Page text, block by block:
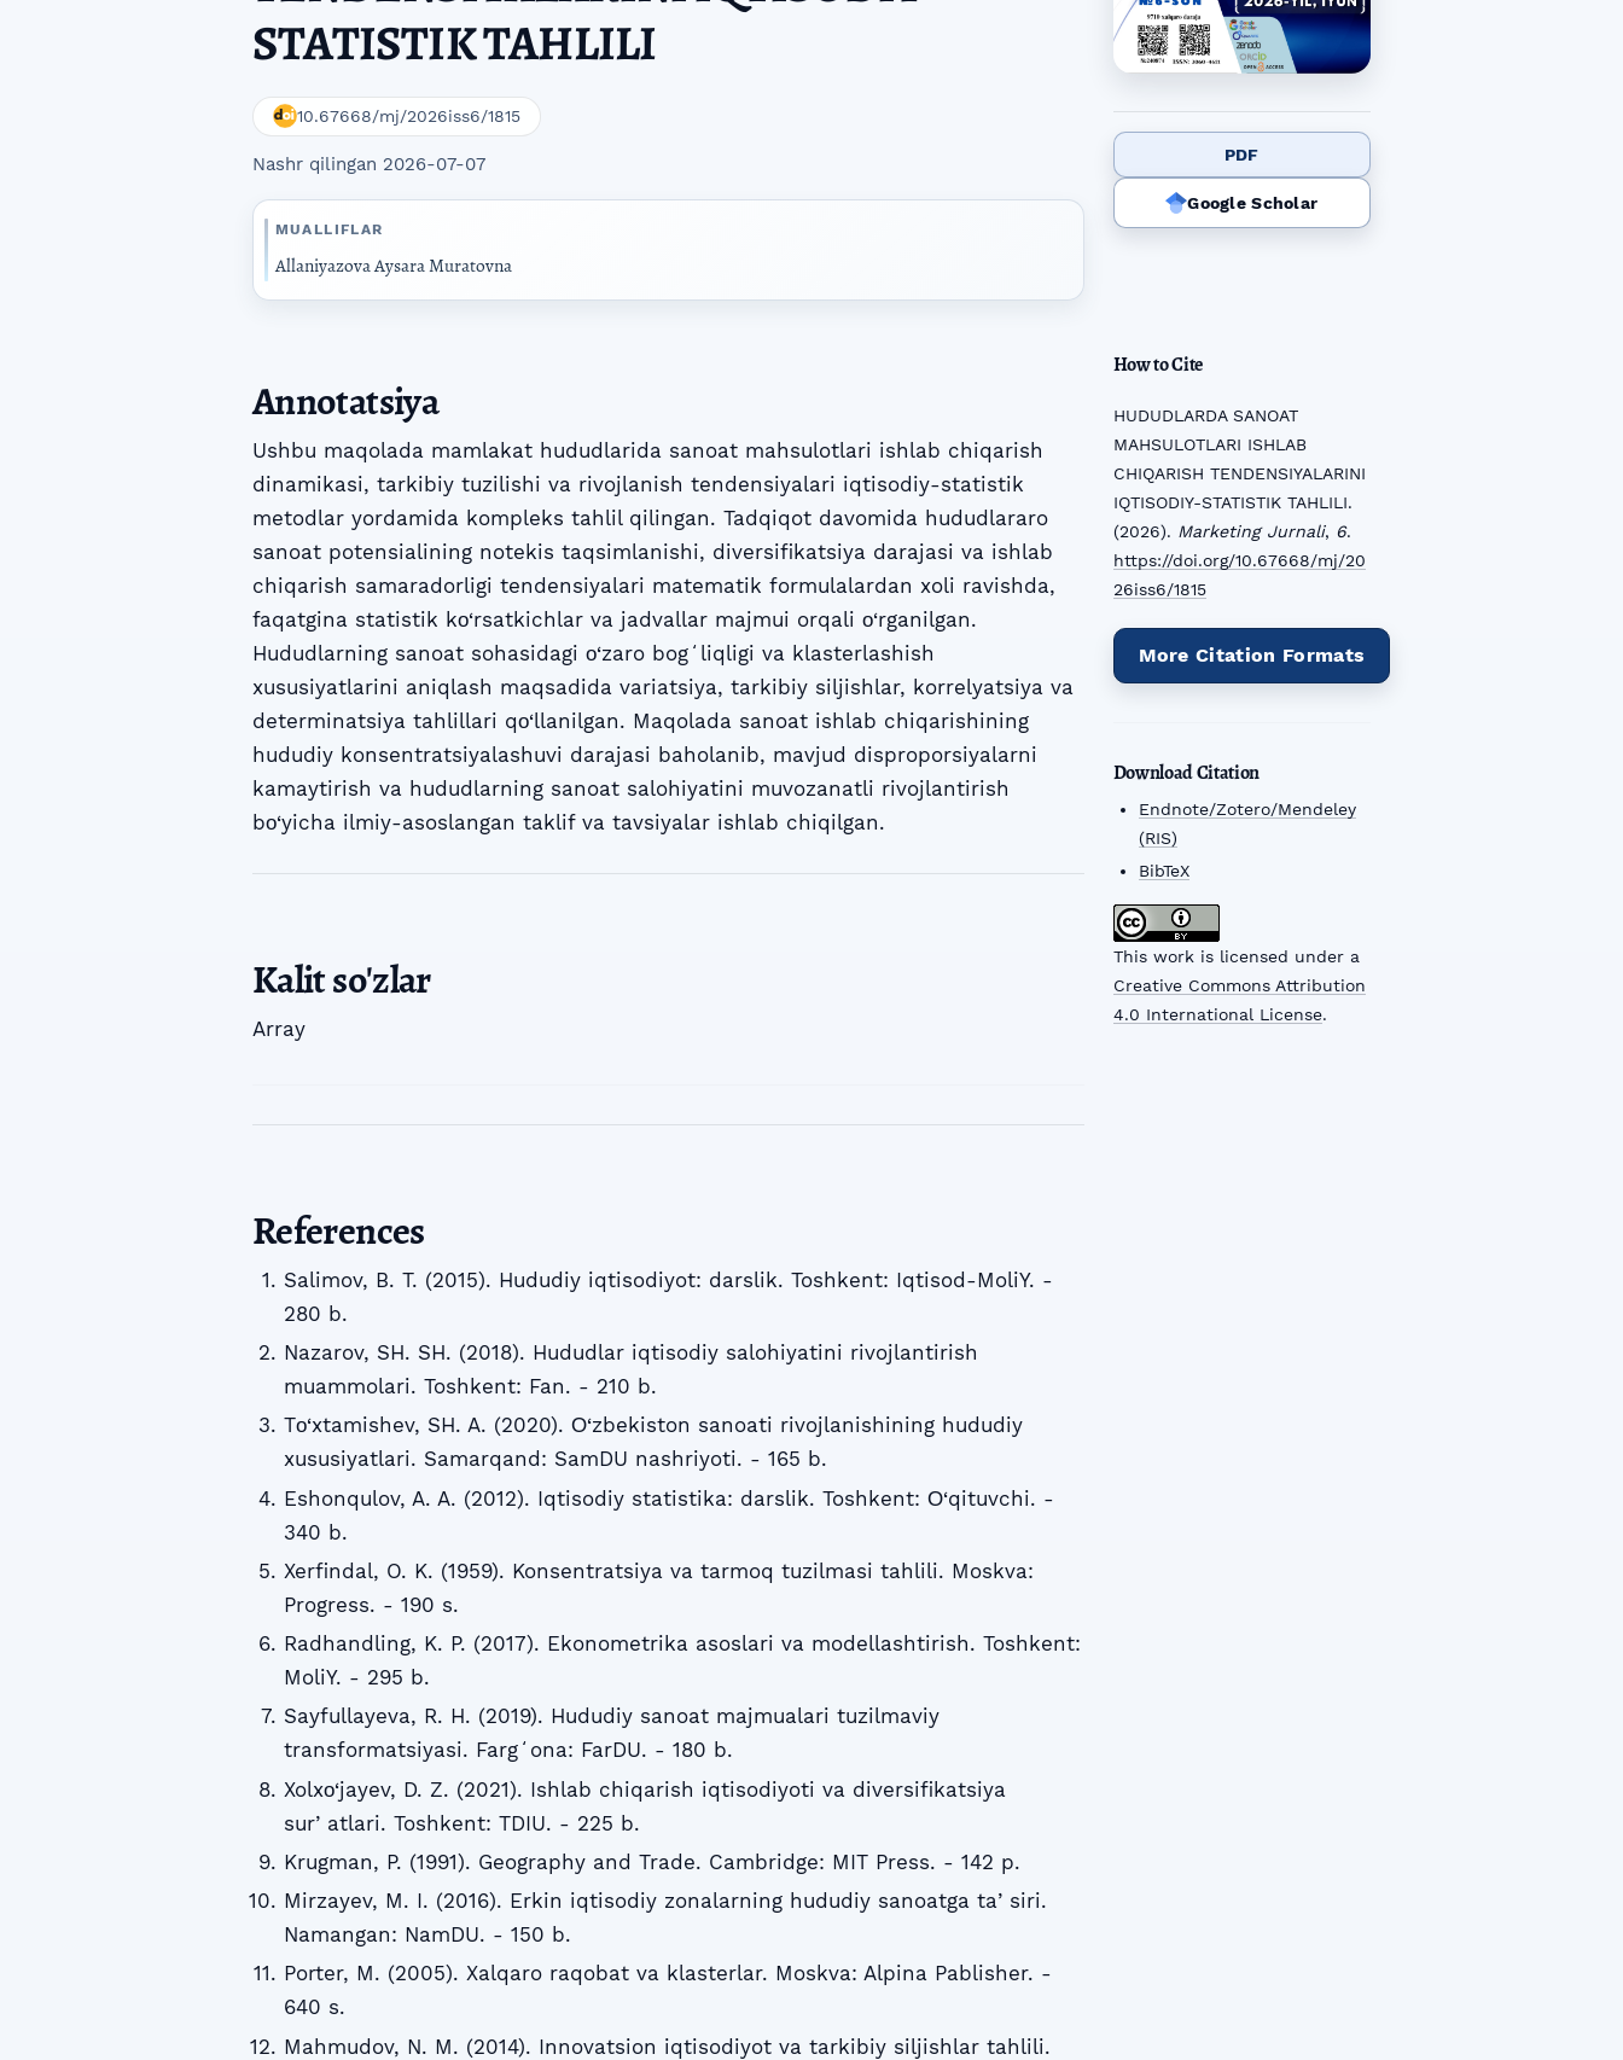
STATISTIK TAHLILI
10.67668/mj/2026iss6/1815
Nashr qilingan 2026-07-07
MUALLIFLAR
Allaniyazova Aysara Muratovna
PDF
Google Scholar
How to Cite
HUDUDLARDA SANOAT
MAHSULOTLARI ISHLAB
CHIQARISH TENDENSIYALARINI
IQTISODIY-STATISTIK TAHLILI.
(2026). Marketing Jurnali, 6.
https://doi.org/10.67668/mj/20
26iss6/1815
More Citation Formats
Download Citation
Endnote/Zotero/Mendeley
(RIS)
BibTeX
This work is licensed under a
Creative Commons Attribution
4.0 International License.
Annotatsiya
Ushbu maqolada mamlakat hududlarida sanoat mahsulotlari ishlab chiqarish
dinamikasi, tarkibiy tuzilishi va rivojlanish tendensiyalari iqtisodiy-statistik
metodlar yordamida kompleks tahlil qilingan. Tadqiqot davomida hududlararo
sanoat potensialining notekis taqsimlanishi, diversifikatsiya darajasi va ishlab
chiqarish samaradorligi tendensiyalari matematik formulalardan xoli ravishda,
faqatgina statistik kо‘rsatkichlar va jadvallar majmui orqali о‘rganilgan.
Hududlarning sanoat sohasidagi о‘zaro bogʻliqligi va klasterlashish
xususiyatlarini aniqlash maqsadida variatsiya, tarkibiy siljishlar, korrelyatsiya va
determinatsiya tahlillari qо‘llanilgan. Maqolada sanoat ishlab chiqarishining
hududiy konsentratsiyalashuvi darajasi baholanib, mavjud disproporsiyalarni
kamaytirish va hududlarning sanoat salohiyatini muvozanatli rivojlantirish
bо‘yicha ilmiy-asoslangan taklif va tavsiyalar ishlab chiqilgan.
Kalit so'zlar
Array
References
Salimov, B. T. (2015). Hududiy iqtisodiyot: darslik. Toshkent: Iqtisod-MoliY. -
280 b.
Nazarov, SH. SH. (2018). Hududlar iqtisodiy salohiyatini rivojlantirish
muammolari. Toshkent: Fan. - 210 b.
Tо‘xtamishev, SH. A. (2020). О‘zbekiston sanoati rivojlanishining hududiy
xususiyatlari. Samarqand: SamDU nashriyoti. - 165 b.
Eshonqulov, A. A. (2012). Iqtisodiy statistika: darslik. Toshkent: О‘qituvchi. -
340 b.
Xerfindal, O. K. (1959). Konsentratsiya va tarmoq tuzilmasi tahlili. Moskva:
Progress. - 190 s.
Radhandling, K. P. (2017). Ekonometrika asoslari va modellashtirish. Toshkent:
MoliY. - 295 b.
Sayfullayeva, R. H. (2019). Hududiy sanoat majmualari tuzilmaviy
transformatsiyasi. Fargʻona: FarDU. - 180 b.
Xolxо‘jayev, D. Z. (2021). Ishlab chiqarish iqtisodiyoti va diversifikatsiya
surʼatlari. Toshkent: TDIU. - 225 b.
Krugman, P. (1991). Geography and Trade. Cambridge: MIT Press. - 142 p.
Mirzayev, M. I. (2016). Erkin iqtisodiy zonalarning hududiy sanoatga taʼsiri.
Namangan: NamDU. - 150 b.
Porter, M. (2005). Xalqaro raqobat va klasterlar. Moskva: Alpina Pablisher. -
640 s.
Mahmudov, N. M. (2014). Innovatsion iqtisodiyot va tarkibiy siljishlar tahlili.